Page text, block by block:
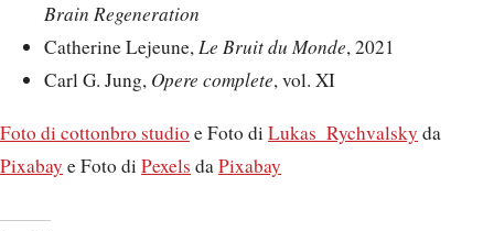
Brain Regeneration
Catherine Lejeune,Le Bruit du Monde, 2021
Carl G. Jung, Opere complete, vol. XI
Foto di cottonbro studio e Foto di Lukas_Rychvalsky da
Pixabay e Foto di Pexels daPixabay